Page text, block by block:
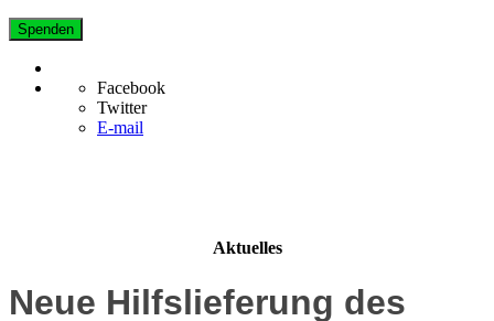
Spenden
Facebook
Twitter
E-mail
Aktuelles
Neue Hilfslieferung des